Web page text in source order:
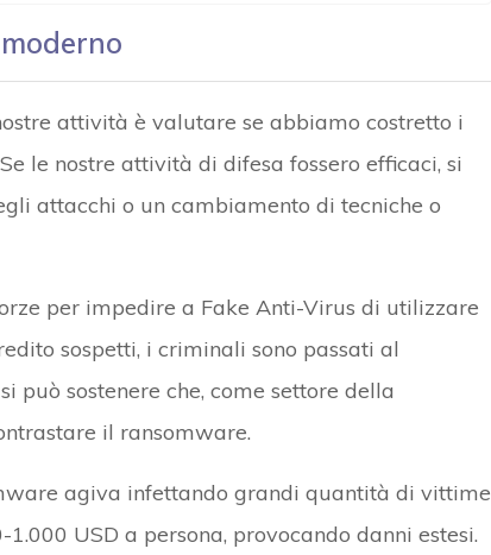
attività è valutare se abbiamo costretto i
le nostre attività di difesa fossero efficaci, si
attacchi o un cambiamento di tecniche o
per impedire a Fake Anti-Virus di utilizzare
sospetti, i criminali sono passati al
può sostenere che, come settore della
il ransomware.
agiva infettando grandi quantità di vittime
USD a persona, provocando danni estesi.